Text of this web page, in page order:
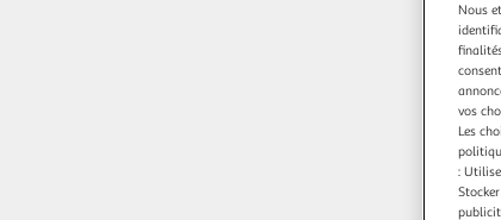
Nous
vos
Les
: